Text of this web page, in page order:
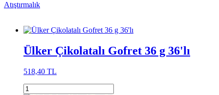
Atıştırmalık
Ülker Çikolatalı Gofret 36 g 36'lı
518,40 TL